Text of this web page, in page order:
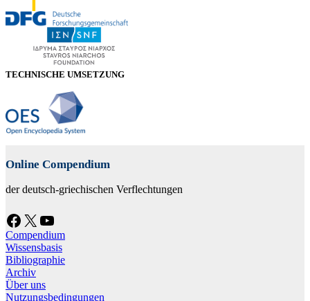
TECHNISCHE UMSETZUNG
Online Compendium
der deutsch-griechischen Verflechtungen
Facebook X YouTube
Compendium
Wissensbasis
Bibliographie
Archiv
Über uns
Nutzungsbedingungen